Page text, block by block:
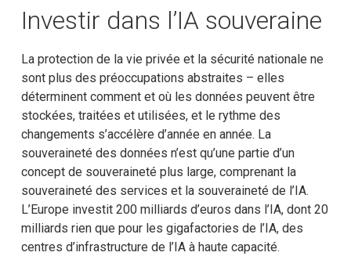
Investir dans l’IA souveraine
La protection de la vie privée et la sécurité nationale ne
sont plus des préoccupations abstraites – elles
déterminent comment et où les données peuvent être
stockées, traitées et utilisées, et le rythme des
changements s’accélère d’année en année. La
souveraineté des données n’est qu’une partie d’un
concept de souveraineté plus large, comprenant la
souveraineté des services et la souveraineté de l’IA.
L’Europe investit 200 milliards d’euros dans l’IA, dont 20
milliards rien que pour les gigafactories de l’IA, des
centres d’infrastructure de l’IA à haute capacité.